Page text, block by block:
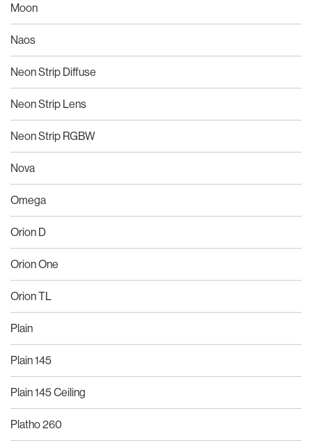
Moon
Naos
Neon Strip Diffuse
Neon Strip Lens
Neon Strip RGBW
Nova
Omega
Orion D
Orion One
Orion TL
Plain
Plain 145
Plain 145 Ceiling
Platho 260